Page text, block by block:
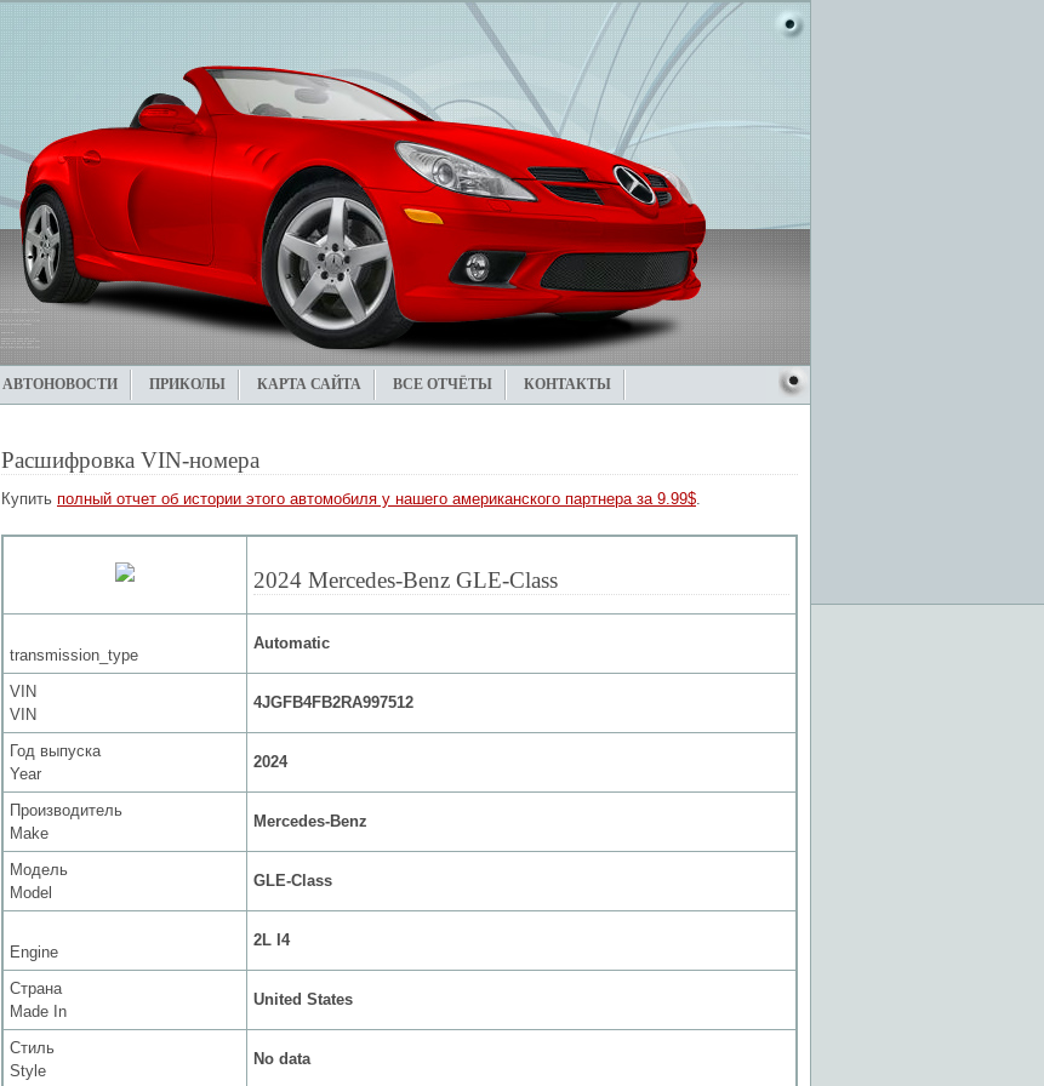
АВТОНОВОСТИ ПРИКОЛЫ КАРТА САЙТА ВСЕ ОТЧЁТЫ КОНТАКТЫ
Расшифровка VIN-номера
Купить полный отчет об истории этого автомобиля у нашего американского партнера за 9.99$.
2024 Mercedes-Benz GLE-Class
transmission_type
Automatic
VIN
VIN
4JGFB4FB2RA997512
Год выпуска
Year
2024
Производитель
Make
Mercedes-Benz
Модель
Model
GLE-Class
Engine
2L I4
Страна
Made In
United States
Стиль
Style
No data